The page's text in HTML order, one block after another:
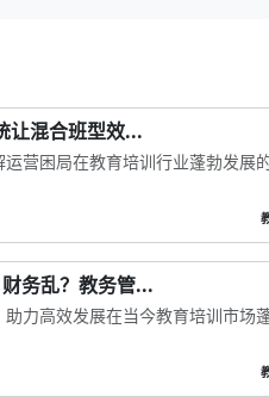
让混合班型效...
营困局在教育培训行业蓬勃发展
务乱？教务管...
力高效发展在当今教育培训市场